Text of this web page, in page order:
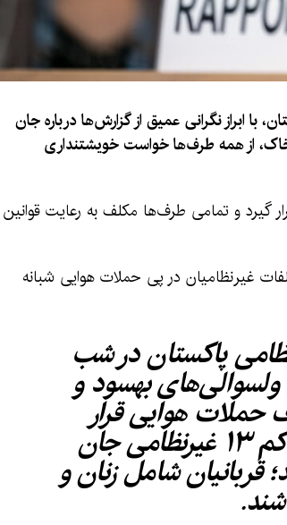
با ابراز نگرانی عمیق از گزارش‌ها درباره جان
از همه طرف‌ها خواست خویشتنداری
گیرد و تمامی طرف‌ها مکلف به رعایت قوانین
غیرنظامیان در پی حملات هوایی شبانه
پاکستان در شب
۲۲ فبروری ولسوالی‌های بهسود و
حملات هوایی قرار
داده‌اند که در نتیجه آن، دست‌کم ۱۳ غیرنظامی جان
قربانیان شامل زنان و